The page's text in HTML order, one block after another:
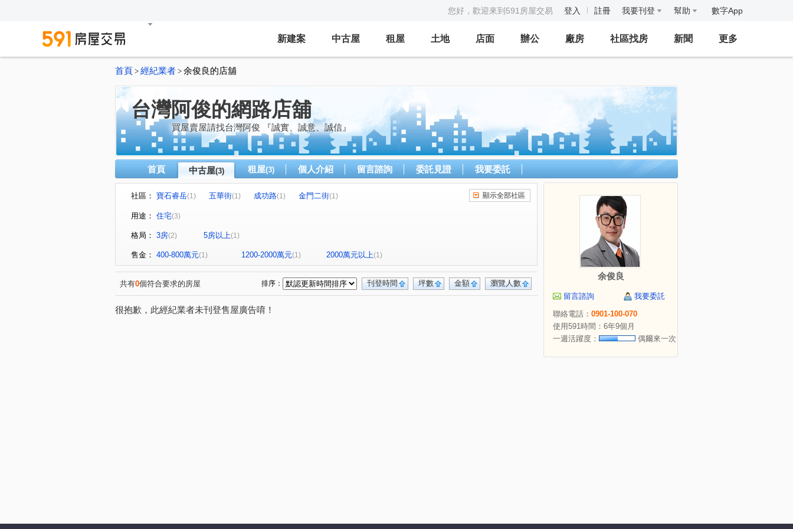
您好，歡迎來到591房屋交易 登入 註冊 我要刊登 幫助 數字App
新建案 中古屋 租屋 土地 店面 辦公 廠房 社區找房 新聞 更多
首頁 > 經紀業者 > 余俊良的店舖
台灣阿俊的網路店舖
買屋賣屋請找台灣阿俊 『誠實、誠意、誠信』
首頁 中古屋(3) 租屋(3) 個人介紹 留言諮詢 委託見證 我要委託
社區： 寶石睿岳(1) 五華街(1) 成功路(1) 金門二街(1) 顯示全部社區
用途： 住宅(3)
格局： 3房(2) 5房以上(1)
售金： 400-800萬元(1) 1200-2000萬元(1) 2000萬元以上(1)
共有0個符合要求的房屋 瀏覽人數
金額
坪數
刊登時間
排序：
很抱歉，此經紀業者未刊登售屋廣告唷！
余俊良
留言諮詢
我要委託
聯絡電話： 0901-100-070
使用591時間：6年9個月
一週活躍度：
偶爾來一次